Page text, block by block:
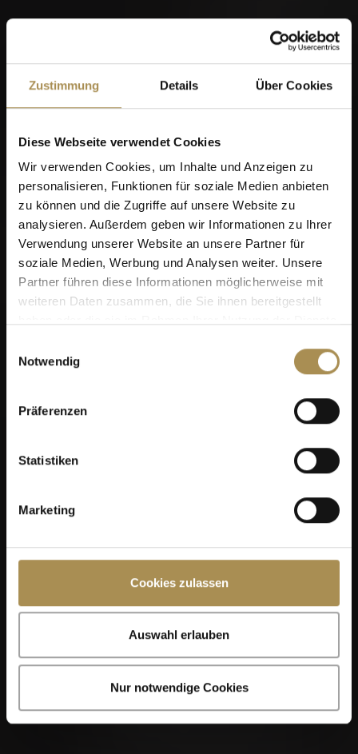
Zustimmung Details Über Cookies
Diese Webseite verwendet Cookies
Wir verwenden Cookies, um Inhalte und Anzeigen zu
personalisieren, Funktionen für soziale Medien anbieten
zu können und die Zugriffe auf unsere Website zu
analysieren. Außerdem geben wir Informationen zu Ihrer
Verwendung unserer Website an unsere Partner für
soziale Medien, Werbung und Analysen weiter. Unsere
Partner führen diese Informationen möglicherweise mit
weiteren Daten zusammen, die Sie ihnen bereitgestellt
Notwendig
Präferenzen
Statistiken
Marketing
Cookies zulassen
Auswahl erlauben
Nur notwendige Cookies